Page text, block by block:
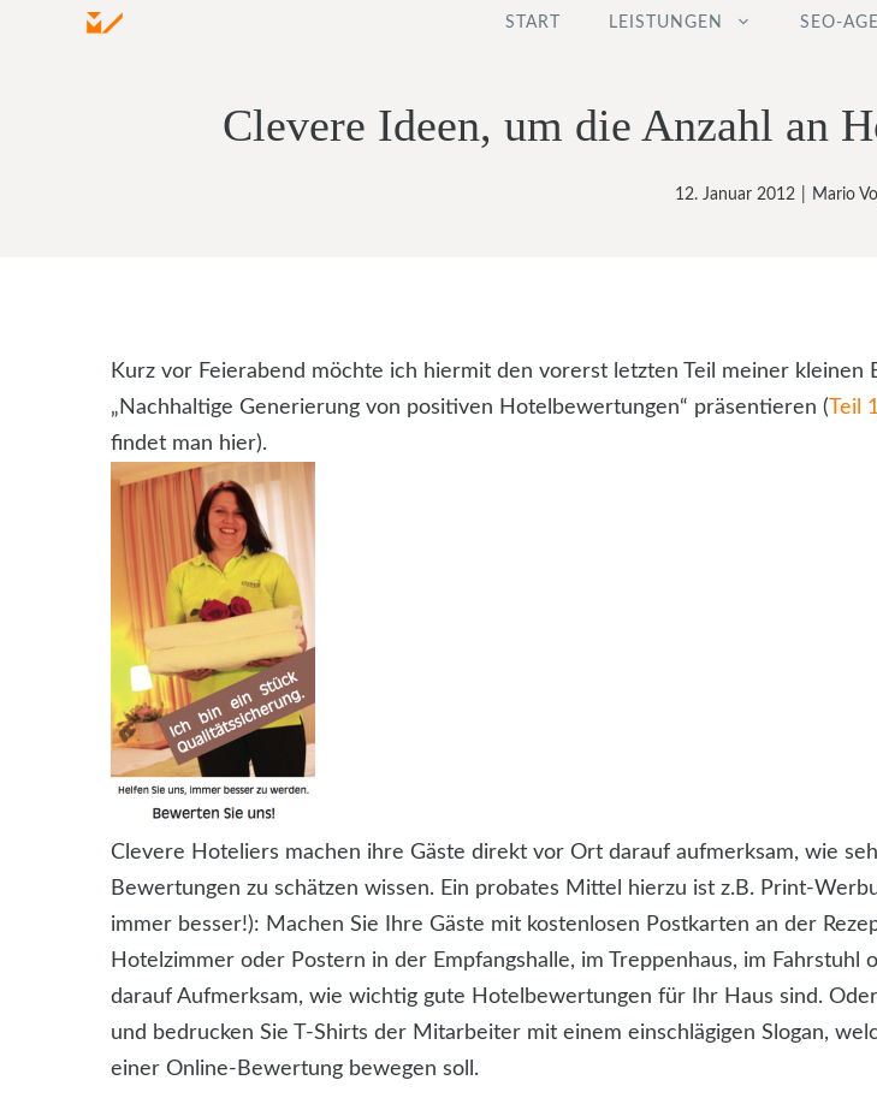
START LEISTUNGEN SEO-
Clevere Ideen, um die Anzahl an
12. Januar 2012 Mario
Kurz vor Feierabend möchte ich hiermit den vorerst letzten Teil meiner kleinen
„Nachhaltige Generierung von positiven Hotelbewertungen“ präsentieren (Teil
findet man hier).
Clevere Hoteliers machen ihre Gäste direkt vor Ort darauf aufmerksam, wie
Bewertungen zu schätzen wissen. Ein probates Mittel hierzu ist z.B. Print-
immer besser!): Machen Sie Ihre Gäste mit kostenlosen Postkarten an der
Hotelzimmer oder Postern in der Empfangshalle, im Treppenhaus, im Fahrstuhl
darauf Aufmerksam, wie wichtig gute Hotelbewertungen für Ihr Haus sind.
und bedrucken Sie T-Shirts der Mitarbeiter mit einem einschlägigen Slogan,
einer Online-Bewertung bewegen soll.